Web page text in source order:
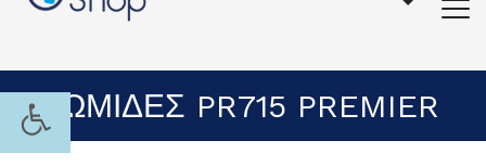
ΕΠΩΜΙΔΕΣ PR715 PREMIER